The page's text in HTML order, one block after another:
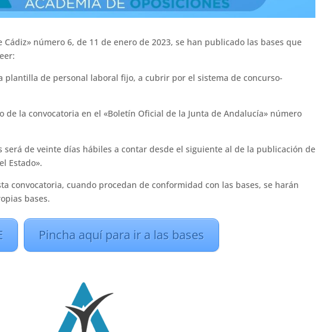
número 6, de 11 de enero de 2023, se han publicado las bases que
plantilla de personal laboral fijo, a cubrir por el sistema de concurso-
de la convocatoria en el «Boletín Oficial de la Junta de Andalucía» número
será de veinte días hábiles a contar desde el siguiente al de la publicación de
Estado».
convocatoria, cuando procedan de conformidad con las bases, se harán
bases.
Pincha aquí para ir a las bases